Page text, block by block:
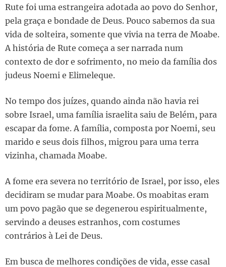
Rute foi uma estrangeira adotada ao povo do Senhor,
pela graça e bondade de Deus. Pouco sabemos da sua
vida de solteira, somente que vivia na terra de Moabe.
A história de Rute começa a ser narrada num
contexto de dor e sofrimento, no meio da família dos
judeus Noemi e Elimeleque.
No tempo dos juízes, quando ainda não havia rei
sobre Israel, uma família israelita saiu de Belém, para
escapar da fome. A família, composta por Noemi, seu
marido e seus dois filhos, migrou para uma terra
vizinha, chamada Moabe.
A fome era severa no território de Israel, por isso, eles
decidiram se mudar para Moabe. Os moabitas eram
um povo pagão que se degenerou espiritualmente,
servindo a deuses estranhos, com costumes
contrários à Lei de Deus.
Em busca de melhores condições de vida, esse casal